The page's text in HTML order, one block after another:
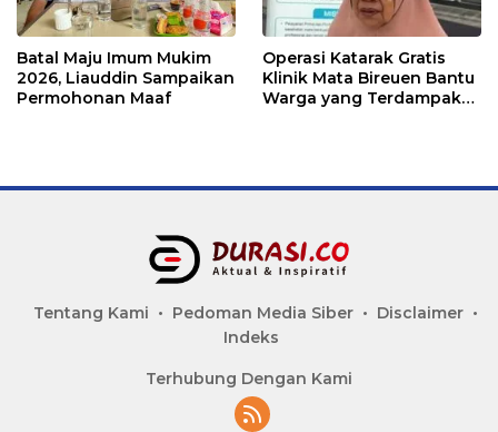
Batal Maju Imum Mukim
2026, Liauddin Sampaikan
Permohonan Maaf
Operasi Katarak Gratis
Klinik Mata Bireuen Bantu
Warga yang Terdampak
Tentang Kami Pedoman Media Siber
Disclaimer
Indeks
Terhubung Dengan Kami